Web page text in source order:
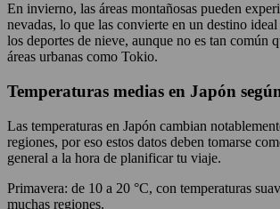
En invierno, las áreas montañosas pueden
nevadas, lo que las convierte en un destino ideal
los deportes de nieve, aunque no es tan común
áreas urbanas como Tokio.
Temperaturas medias en Japón
Las temperaturas en Japón cambian
regiones, por eso estos datos deben tomarse
general a la hora de planificar tu viaje.
Primavera: de 10 a 20 °C, con temperaturas
muchas regiones.